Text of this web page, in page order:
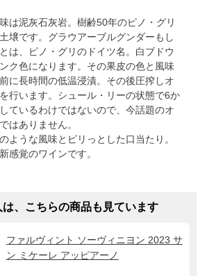
は泥灰石灰岩。樹齢50年のピノ・グリ
壌です。グラウアーブルグンダーもし
は、ピノ・グリのドイツ名。白ブドウ
ク色になります。その果皮の色と風味
に長時間の低温浸漬。その後圧搾しオ
行います。シュール・リーの状態で6か
ているわけではないので、今話題のオ
はありません。
ような風味とピリっとした口当たり。
感覚のワインです。
、こちらの商品も見ています
ファルヴィント ソーヴィニヨン 2023 サ
ン ミケーレ アッピアーノ